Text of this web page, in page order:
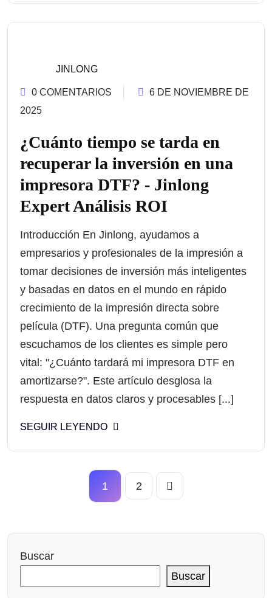
JINLONG
0 COMENTARIOS
6 DE NOVIEMBRE DE
2025
¿Cuánto tiempo se tarda en
recuperar la inversión en una
impresora DTF? - Jinlong
Expert Análisis ROI
Introducción En Jinlong, ayudamos a
empresarios y profesionales de la impresión a
tomar decisiones de inversión más inteligentes
y basadas en datos en el mundo en rápido
crecimiento de la impresión directa sobre
película (DTF). Una pregunta común que
escuchamos de los clientes es simple pero
vital: "¿Cuánto tardará mi impresora DTF en
amortizarse?". Este artículo desglosa la
respuesta en datos claros y procesables [...]
SEGUIR LEYENDO
1 2
Buscar
Buscar